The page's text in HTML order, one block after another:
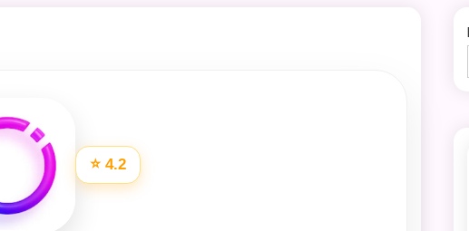
⭐ 4.2